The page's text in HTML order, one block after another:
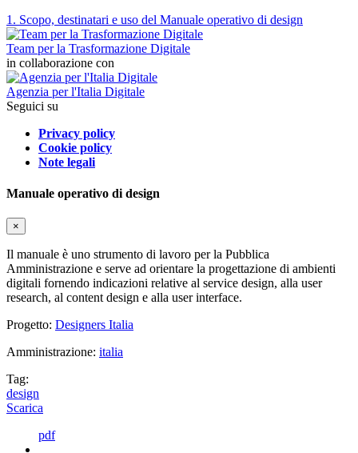
1. Scopo, destinatari e uso del Manuale operativo di design
Team per la Trasformazione Digitale
in collaborazione con
Agenzia per l'Italia Digitale
Seguici su
Privacy policy
Cookie policy
Note legali
Manuale operativo di design
×
Il manuale è uno strumento di lavoro per la Pubblica
Amministrazione e serve ad orientare la progettazione di ambienti
digitali fornendo indicazioni relative al service design, alla user
research, al content design e alla user interface.
Progetto: Designers Italia
Amministrazione: italia
Tag:
design
Scarica
pdf